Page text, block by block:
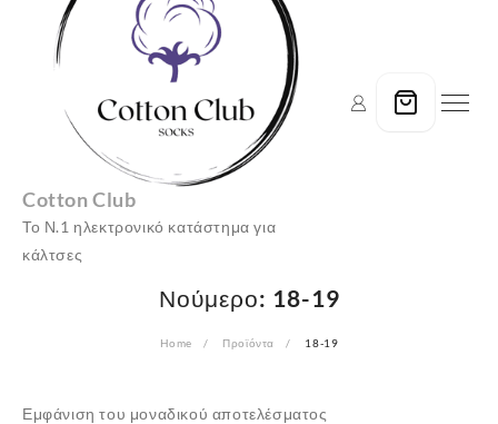
Cotton Club
Το Ν.1 ηλεκτρονικό κατάστημα για
κάλτσες
Νούμερο: 18-19
Home Προϊόντα 18-19
Εμφάνιση του μοναδικού αποτελέσματος